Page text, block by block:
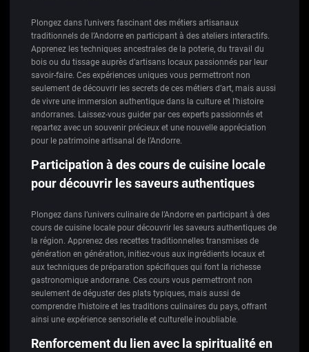
Plongez dans l’univers fascinant des métiers artisanaux
traditionnels de l’Andorre en participant à des ateliers interactifs.
Apprenez les techniques ancestrales de la poterie, du travail du
bois ou du tissage auprès d’artisans locaux passionnés par leur
savoir-faire. Ces expériences uniques vous permettront non
seulement de découvrir les secrets de ces métiers d’art, mais aussi
de vivre une immersion authentique dans la culture et l’histoire
andorranes. Laissez-vous guider par ces experts passionnés et
repartez avec un souvenir précieux et une nouvelle appréciation
pour le patrimoine artisanal de l’Andorre.
Participation à des cours de cuisine locale
pour découvrir les saveurs authentiques
Plongez dans l’univers culinaire de l’Andorre en participant à des
cours de cuisine locale pour découvrir les saveurs authentiques de
la région. Apprenez des recettes traditionnelles transmises de
génération en génération, initiez-vous aux ingrédients locaux et
aux techniques de préparation spécifiques qui font la richesse
gastronomique andorrane. Ces cours vous permettront non
seulement de déguster des plats typiques, mais aussi de
comprendre l’histoire et les traditions culinaires du pays, offrant
ainsi une expérience sensorielle et culturelle inoubliable.
Renforcement du lien avec la spiritualité en